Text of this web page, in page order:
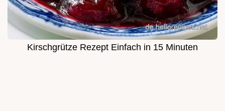
Kirschgrütze Rezept Einfach in 15 Minuten